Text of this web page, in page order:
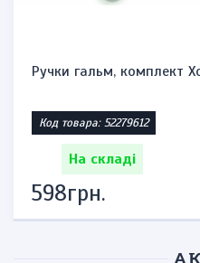
Ручки гальм, комплект
Код товара: 52279612
На складі
598грн.